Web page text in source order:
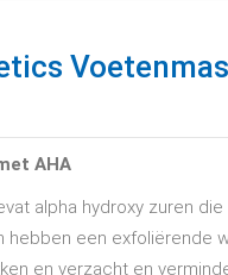
AHA
alpha hydroxy zuren
hebben een exfoliërende
en verzacht en